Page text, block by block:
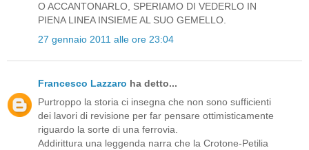
O ACCANTONARLO, SPERIAMO DI VEDERLO IN
PIENA LINEA INSIEME AL SUO GEMELLO.
27 gennaio 2011 alle ore 23:04
Francesco Lazzaro ha detto...
Purtroppo la storia ci insegna che non sono sufficienti
dei lavori di revisione per far pensare ottimisticamente
riguardo la sorte di una ferrovia.
Addirittura una leggenda narra che la Crotone-Petilia